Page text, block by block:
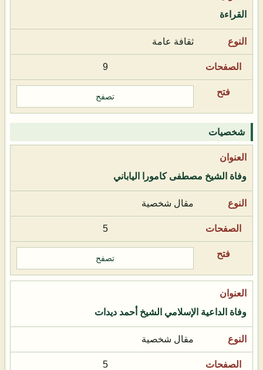
القراءة
ثقافة عامة
9
تصفح
شخصيات
وفاة الشيخ مصطفى كامورا الياباني
مقال شخصية
5
تصفح
وفاة الداعية الإسلامي الشيخ أحمد ديدات
مقال شخصية
5